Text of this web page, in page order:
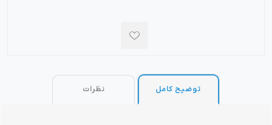
توضیح کامل نظرات